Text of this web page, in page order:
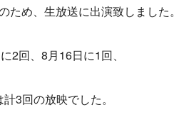
ため、生放送に出演致しました。
2回、8月16日に1回、
3回の放映でした。